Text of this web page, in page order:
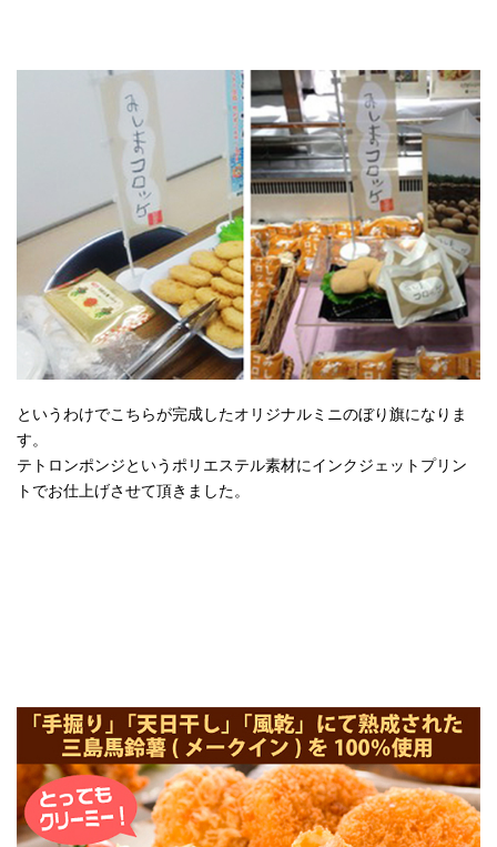
というわけでこちらが完成したオリジナルミニのぼり旗になりま
す。
テトロンポンジというポリエステル素材にインクジェットプリン
トでお仕上げさせて頂きました。